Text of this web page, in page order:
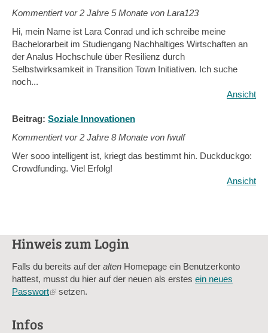
Kommentiert vor2 Jahre 5 Monate von Lara123
Hi, mein Name ist Lara Conrad und ich schreibe meine
Bachelorarbeit im Studiengang Nachhaltiges Wirtschaften an
der Analus Hochschule über Resilienz durch
Selbstwirksamkeit in Transition Town Initiativen. Ich suche
noch...
Ansicht
Beitrag: Soziale Innovationen
Kommentiert vor2 Jahre 8 Monate von fwulf
Wer sooo intelligent ist, kriegt das bestimmt hin. Duckduckgo:
Crowdfunding. Viel Erfolg!
Ansicht
Hinweis zum Login
Falls du bereits auf der alten Homepage ein Benutzerkonto
hattest, musst du hier auf der neuen als erstes ein neues
Passwort(linksetzen.
Infos